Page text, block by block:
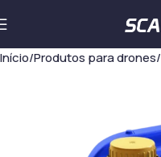
Início Produtos para drones